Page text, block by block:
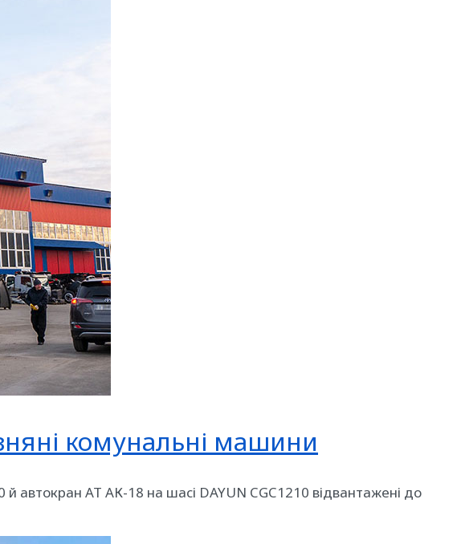
комунальні машини
автокран АТ АК-18 на шасі DAYUN CGC1210 відвантажені до